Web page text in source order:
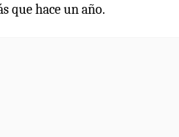
que hace un año.